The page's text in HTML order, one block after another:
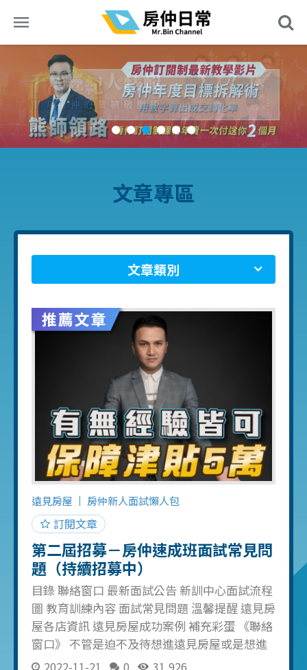
文章專區
文章類別
遠見房屋 房仲新人面試懶人包
訂閱文章
第二屆招募－房仲速成班面試常見問
題（持續招募中）
目錄 聯絡窗口 最新面試公告 新訓中心面試流程
圖 教育訓練內容 面試常見問題 溫馨提醒 遠見房
屋各店資訊 遠見房屋成功案例 補充彩蛋 《聯絡
窗口》 不管是迫不及待想進遠見房屋或是想進
新訓中心接受非正常人類特訓班的朋友 都統一
2022-11-21 0 31,926